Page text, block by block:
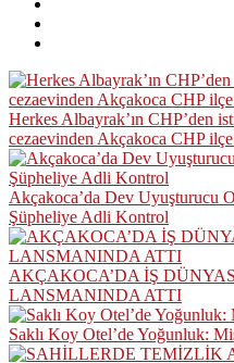
Herkes Albayrak’ın CHP’den
cezaevinden Akçakoca CHP
Akçakoca’da Dev Uyuşturucu
Şüpheliye Adli Kontrol
AKÇAKOCA’DA İŞ
LANSMANINDA ATTI
Saklı Koy Otel’de Yoğunluk: